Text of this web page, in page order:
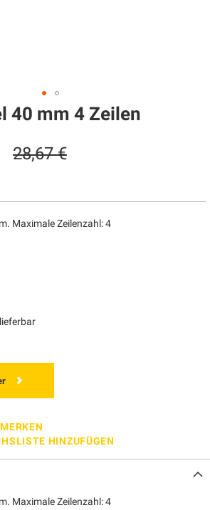
40 mm 4 Zeilen
28,67 €
Maximale Zeilenzahl: 4
MERKEN
HINZUFÜGEN
Maximale Zeilenzahl: 4